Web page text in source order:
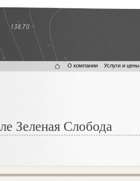
О компании Услуги и цены
Зеленая Слобода